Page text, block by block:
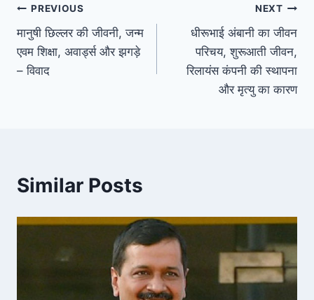
Post
navigation
PREVIOUS
मानुषी छिल्लर की जीवनी, जन्म
एवम शिक्षा, अवार्ड्स और झगड़े
– विवाद
NEXT
धीरूभाई अंबानी का जीवन
परिचय, शुरूआती जीवन,
रिलायंस कंपनी की स्थापना
और मृत्यु का कारण
Similar Posts